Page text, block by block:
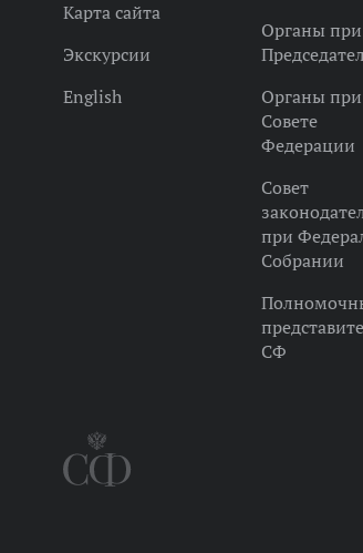
Карта сайта
Экскурсии
English
Органы при
Органы при
Совете
Федерации
Совет
при
Собрании
СФ